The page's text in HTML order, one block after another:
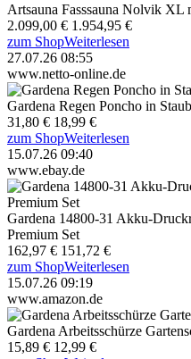
Artsauna Fasssauna Nolvik
2.099,00 € 1.954,95 €
zum ShopWeiterlesen
27.07.26 08:55
www.netto-online.de
Gardena Regen Poncho in
31,80 € 18,99 €
zum ShopWeiterlesen
15.07.26 09:40
www.ebay.de
Gardena 14800-31 Akku-
Premium Set
162,97 € 151,72 €
zum ShopWeiterlesen
15.07.26 09:19
www.amazon.de
Gardena Arbeitsschürze
15,89 € 12,99 €